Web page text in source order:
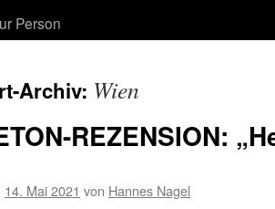
Person
Archiv: Wien
REZENSION:
14. Mai 2021 von Hannes Nagel